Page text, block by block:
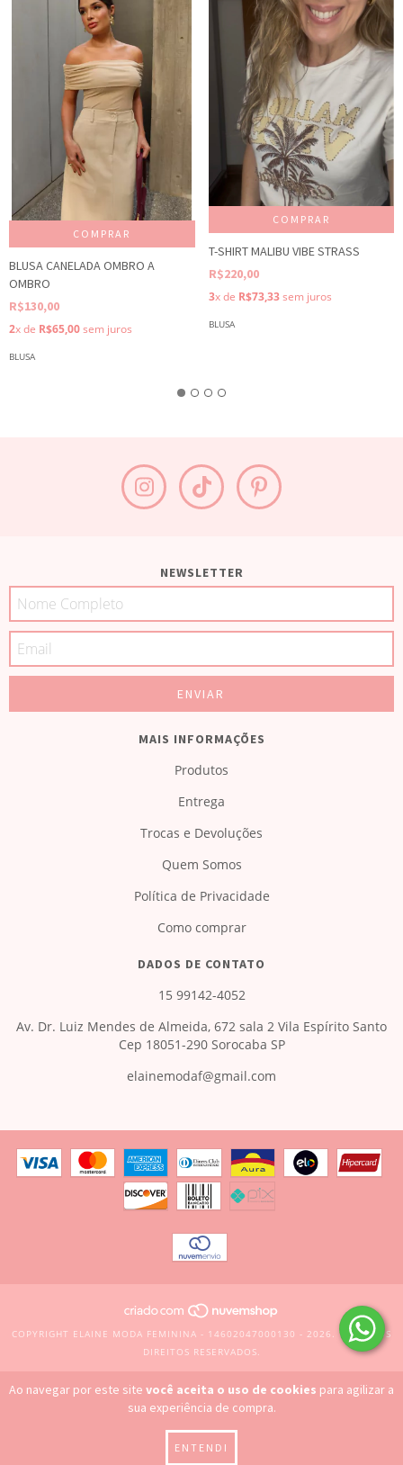
Ao navegar por este site você aceita o uso de cookies para agilizar a
sua experiência de compra.
ENTENDI
COMPRAR
BLUSA CANELADA OMBRO A
OMBRO
R$130,00
2x de R$65,00sem juros
BLUSA
COMPRAR
T-SHIRT MALIBU VIBE STRASS
R$220,00
3x de R$73,33sem juros
BLUSA
NEWSLETTER
MAIS INFORMAÇÕES
Produtos
Entrega
Trocas e Devoluções
Quem Somos
Política de Privacidade
Como comprar
DADOS DE CONTATO
15 99142-4052
Av. Dr. Luiz Mendes de Almeida, 672 sala 2 Vila Espírito Santo
Cep 18051-290 Sorocaba SP
elainemodaf@gmail.com
COPYRIGHT ELAINE MODA FEMININA - 14602047000130 - 2026. TODOS OS
DIREITOS RESERVADOS.